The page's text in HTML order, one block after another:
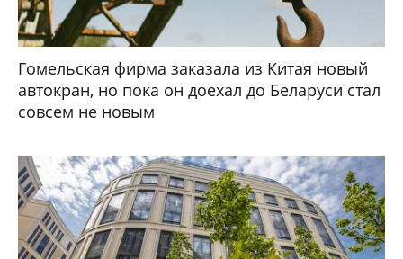
Гомельская фирма заказала из Китая новый
автокран, но пока он доехал до Беларуси стал
совсем не новым